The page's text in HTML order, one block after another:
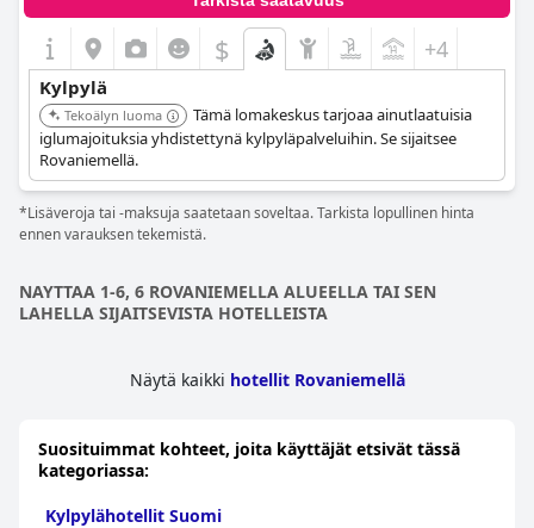
$ +4
Kylpylä
Tekoälyn luoma
Tämä lomakeskus tarjoaa ainutlaatuisia
iglumajoituksia yhdistettynä kylpyläpalveluihin. Se sijaitsee
Rovaniemellä.
*Lisäveroja tai -maksuja saatetaan soveltaa. Tarkista lopullinen hinta
ennen varauksen tekemistä.
NAYTTAA 1-6, 6 ROVANIEMELLA ALUEELLA TAI SEN
LAHELLA SIJAITSEVISTA HOTELLEISTA
Näytä kaikki hotellit Rovaniemellä
Suosituimmat kohteet, joita käyttäjät etsivät tässä
kategoriassa:
Kylpylähotellit Suomi